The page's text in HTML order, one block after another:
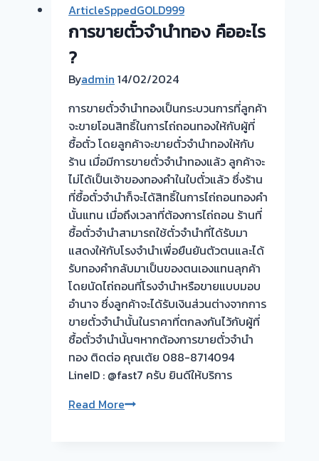
ซื้อ
ตั๋ว
รับ
ซื้อ
ทอง
นอก
สถาน
ที่
วัน
นี้
ให้
บริการ
ลูกค้า
ตลาด
ท่าน้ำ
นนท์
นนทบุรี
ตรับ
ระยะ
ไกล
ArticleSppedGOLD999
การขายตั๋วจำนำทอง คืออะไร
?
Byadmin 14/02/2024
การขายตั๋วจำนำทองเป็นกระบวนการที่ลูกค้า
จะขายโอนสิทธิ์ในการไถ่ถอนทองให้กับผู้ที่
ซื้อตั๋ว โดยลูกค้าจะขายตั๋วจำนำทองให้กับ
ร้าน เมื่อมีการขายตั๋วจำนำทองแล้ว ลูกค้าจะ
ไม่ได้เป็นเจ้าของทองคำในใบตั๋วแล้ว ซึ่งร้าน
ที่ซื้อตั๋วจำนำก็จะได้สิทธิ์ในการไถ่ถอนทองคำ
นั้นแทน เมื่อถึงเวลาที่ต้องการไถ่ถอน ร้านที่
ซื้อตั๋วจำนำสามารถใช้ตั๋วจำนำที่ได้รับมา
แสดงให้กับโรงจำนำเพื่อยืนยันตัวตนและได้
รับทองคำกลับมาเป็นของตนเองแทนลุกค้า
โดยนัดไถ่ถอนที่โรงจำนำหรือขายแบบมอบ
อำนาจ ซึ่งลูกค้าจะได้รับเงินส่วนต่างจากการ
ขายตั๋วจำนำนั้นในราคาที่ตกลงกันไว้กับผู้ที่
ซื้อตั๋วจำนำนั้นๆหากต้องการขายตั๋วจำนำ
ทอง ติดต่อ คุณเต้ย 088-8714094
LineID : @fast7 ครับ ยินดีให้บริการ
Read Moreการ